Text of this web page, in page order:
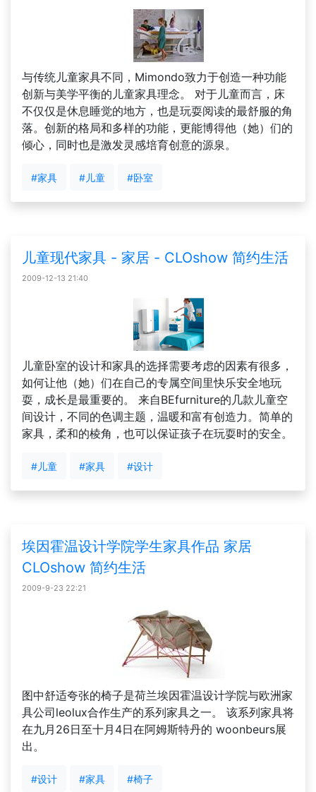
与传统儿童家具不同，Mimondo致力于创造一种功能
创新与美学平衡的儿童家具理念。 对于儿童而言，床
不仅仅是休息睡觉的地方，也是玩耍阅读的最舒服的角
落。创新的格局和多样的功能，更能博得他（她）们的
倾心，同时也是激发灵感培育创意的源泉。
#家具 #儿童 #卧室
儿童现代家具 - 家居 - CLOshow 简约生活
2009-12-13 21:40
儿童卧室的设计和家具的选择需要考虑的因素有很多，
如何让他（她）们在自己的专属空间里快乐安全地玩
耍，成长是最重要的。 来自BEfurniture的几款儿童空
间设计，不同的色调主题，温暖和富有创造力。简单的
家具，柔和的棱角，也可以保证孩子在玩耍时的安全。
#儿童 #家具 #设计
埃因霍温设计学院学生家具作品 家居
CLOshow 简约生活
2009-9-23 22:21
图中舒适夸张的椅子是荷兰埃因霍温设计学院与欧洲家
具公司leolux合作生产的系列家具之一。 该系列家具将
在九月26日至十月4日在阿姆斯特丹的 woonbeurs展
出。
#设计 #家具 #椅子